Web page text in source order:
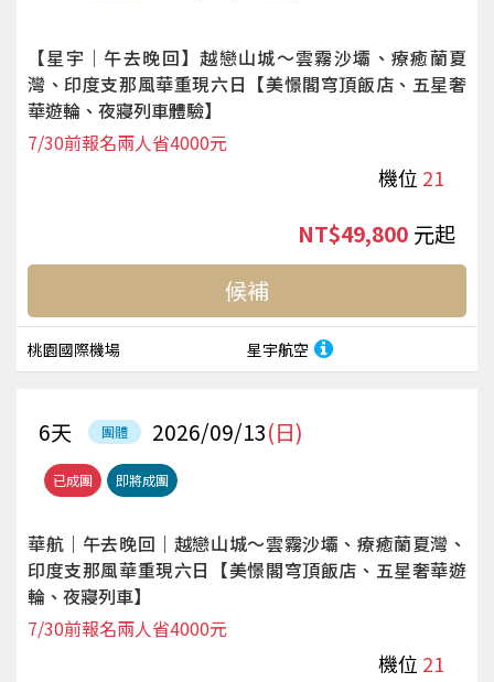
【星宇｜午去晚回】越戀山城～雲霧沙壩、療癒蘭夏
灣、印度支那風華重現六日【美憬閣穹頂飯店、五星奢
華遊輪、夜寢列車體驗】
機位 21
7/30前報名兩人省4000元
桃園國際機場 星宇航空
NT$49,800 起
候補
已成團 即將成團
團體 2026/09/13(日)
6天
華航｜午去晚回｜越戀山城～雲霧沙壩、療癒蘭夏灣、
印度支那風華重現六日【美憬閣穹頂飯店、五星奢華遊
輪、夜寢列車】
機位 21
7/30前報名兩人省4000元